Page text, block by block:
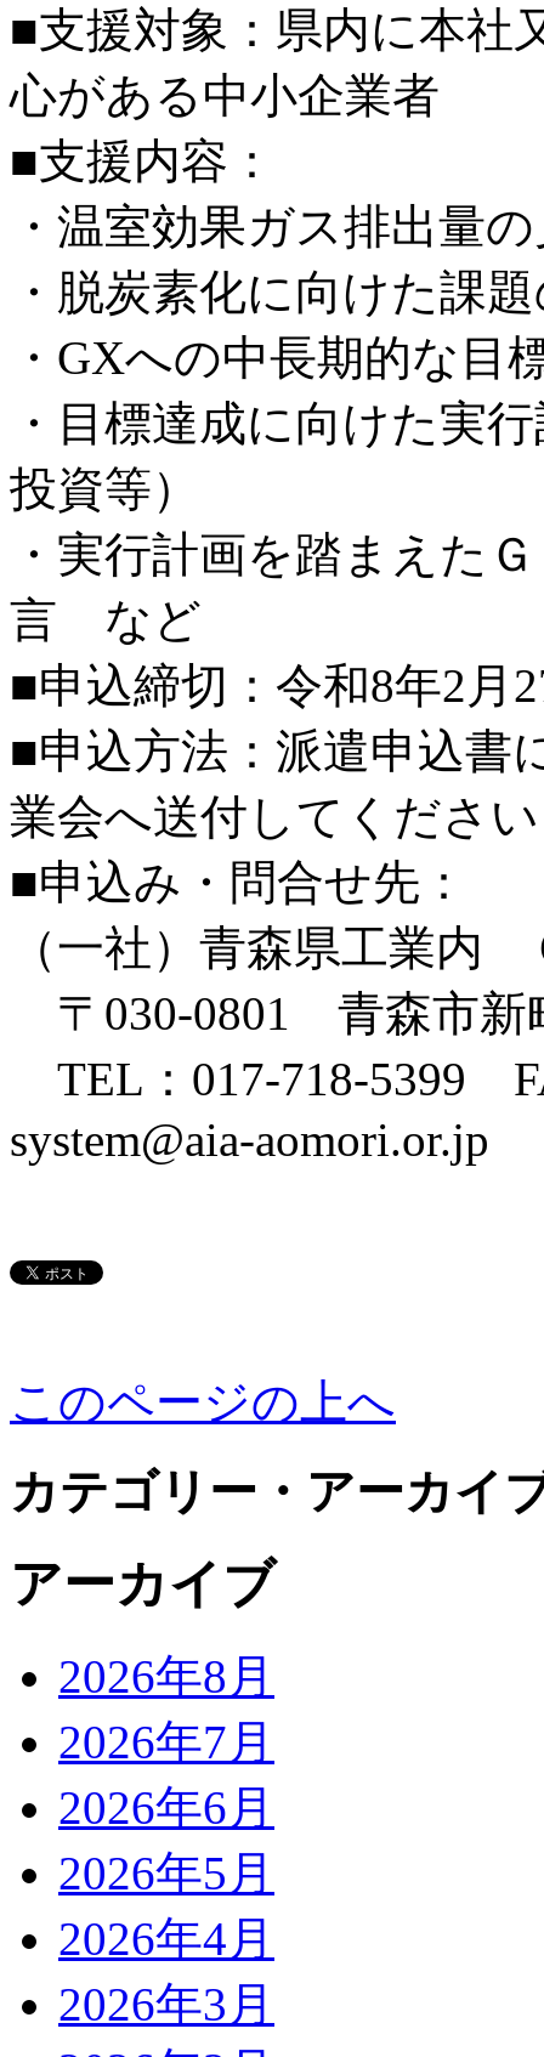
■支援対象：県内に本社
心がある中小企業者
■支援内容：
・温室効果ガス排出量
・脱炭素化に向けた課
・GXへの中長期的な目
・目標達成に向けた実
投資等）
・実行計画を踏まえた
言 など
■申込締切：令和8年2月
■申込方法：派遣申込書
業会へ送付してください
■申込み・問合せ先：
（一社）青森県工業内
〒030-0801 青森市新
TEL：017-718-5399
system@aia-aomori.or.jp
このページの上へ
カテゴリー・アーカイ
アーカイブ
2026年8月
2026年7月
2026年6月
2026年5月
2026年4月
2026年3月